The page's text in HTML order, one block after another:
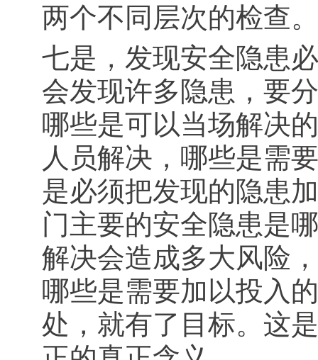
两个不同层次的检查。
七是，发现安全隐患
会发现许多隐患，要
哪些是可以当场解决
人员解决，哪些是需
是必须把发现的隐患
门主要的安全隐患是
解决会造成多大风险
哪些是需要加以投入
处，就有了目标。这